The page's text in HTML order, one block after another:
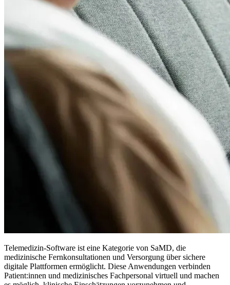
Telemedizin-Software ist eine Kategorie von SaMD, die
medizinische Fernkonsultationen und Versorgung über sichere
digitale Plattformen ermöglicht. Diese Anwendungen verbinden
Patient:innen und medizinisches Fachpersonal virtuell und machen